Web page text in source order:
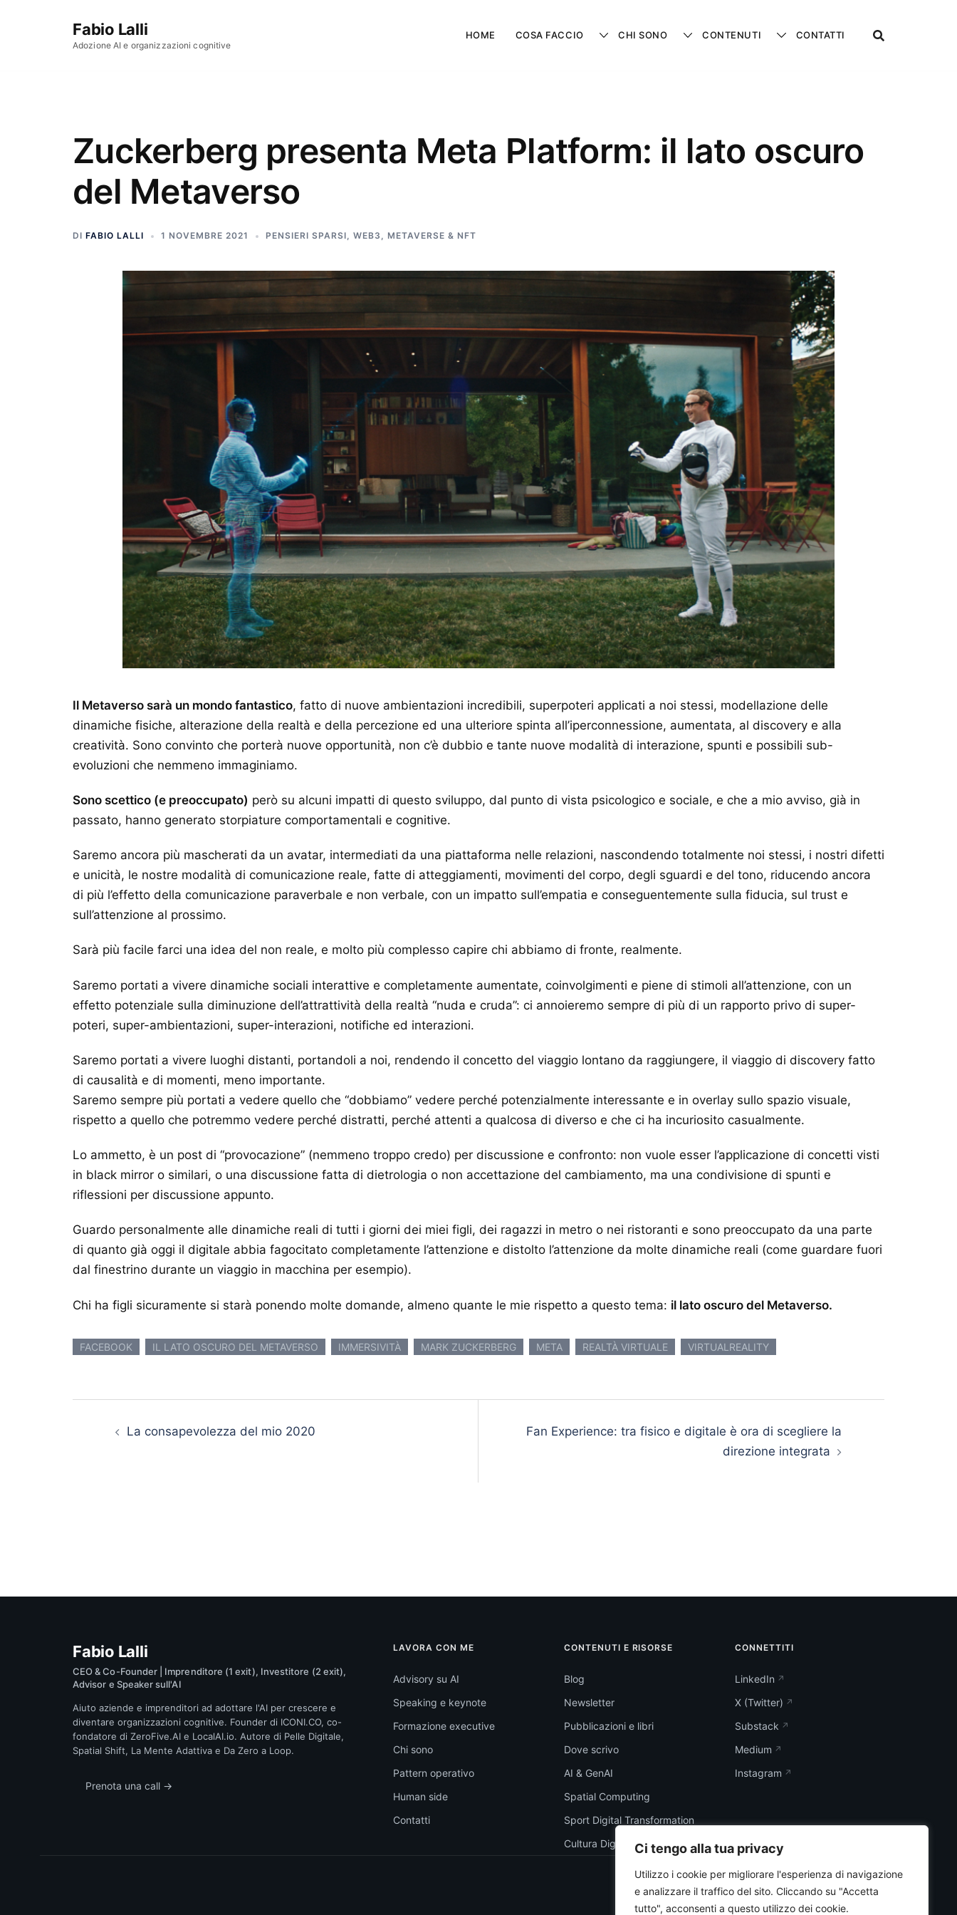
Ci tengo alla tua privacy
Utilizzo i cookie per migliorare l'esperienza di navigazione
e analizzare il traffico del sito. Cliccando su "Accetta
tutto", acconsenti a questo utilizzo dei cookie.
Fabio Lalli
Adozione AI e organizzazioni cognitive
HOME COSA FACCIO CHI SONO CONTENUTI CONTATTI
Zuckerberg presenta Meta Platform: il lato oscuro
del Metaverso
DI FABIO LALLI 1 NOVEMBRE 2021 PENSIERI SPARSI, WEB3, METAVERSE & NFT
Il Metaverso sarà un mondo fantastico, fatto di nuove ambientazioni incredibili, superpoteri applicati a noi stessi, modellazione delle
dinamiche fisiche, alterazione della realtà e della percezione ed una ulteriore spinta all’iperconnessione, aumentata, al discovery e alla
creatività. Sono convinto che porterà nuove opportunità, non c’è dubbio e tante nuove modalità di interazione, spunti e possibili sub-
evoluzioni che nemmeno immaginiamo.
Sono scettico (e preoccupato) però su alcuni impatti di questo sviluppo, dal punto di vista psicologico e sociale, e che a mio avviso, già in
passato, hanno generato storpiature comportamentali e cognitive.
Saremo ancora più mascherati da un avatar, intermediati da una piattaforma nelle relazioni, nascondendo totalmente noi stessi, i nostri difetti
e unicità, le nostre modalità di comunicazione reale, fatte di atteggiamenti, movimenti del corpo, degli sguardi e del tono, riducendo ancora
di più l’effetto della comunicazione paraverbale e non verbale, con un impatto sull’empatia e conseguentemente sulla fiducia, sul trust e
sull’attenzione al prossimo.
Sarà più facile farci una idea del non reale, e molto più complesso capire chi abbiamo di fronte, realmente.
Saremo portati a vivere dinamiche sociali interattive e completamente aumentate, coinvolgimenti e piene di stimoli all’attenzione, con un
effetto potenziale sulla diminuzione dell’attrattività della realtà “nuda e cruda”: ci annoieremo sempre di più di un rapporto privo di super-
poteri, super-ambientazioni, super-interazioni, notifiche ed interazioni.
Saremo portati a vivere luoghi distanti, portandoli a noi, rendendo il concetto del viaggio lontano da raggiungere, il viaggio di discovery fatto
di causalità e di momenti, meno importante.
Saremo sempre più portati a vedere quello che “dobbiamo” vedere perché potenzialmente interessante e in overlay sullo spazio visuale,
rispetto a quello che potremmo vedere perché distratti, perché attenti a qualcosa di diverso e che ci ha incuriosito casualmente.
Lo ammetto, è un post di “provocazione” (nemmeno troppo credo) per discussione e confronto: non vuole esser l’applicazione di concetti visti
in black mirror o similari, o una discussione fatta di dietrologia o non accettazione del cambiamento, ma una condivisione di spunti e
riflessioni per discussione appunto.
Guardo personalmente alle dinamiche reali di tutti i giorni dei miei figli, dei ragazzi in metro o nei ristoranti e sono preoccupato da una parte
di quanto già oggi il digitale abbia fagocitato completamente l’attenzione e distolto l’attenzione da molte dinamiche reali (come guardare fuori
dal finestrino durante un viaggio in macchina per esempio).
Chi ha figli sicuramente si starà ponendo molte domande, almeno quante le mie rispetto a questo tema: il lato oscuro del Metaverso.
FACEBOOK IL LATO OSCURO DEL METAVERSO IMMERSIVITÀ MARK ZUCKERBERG META REALTÀ VIRTUALE VIRTUALREALITY
La consapevolezza del mio 2020
Fan Experience: tra fisico e digitale è ora di scegliere la
direzione integrata
Fabio Lalli
CEO & Co-Founder | Imprenditore (1 exit), Investitore (2 exit),
Advisor e Speaker sull'AI
Aiuto aziende e imprenditori ad adottare l'AI per crescere e
diventare organizzazioni cognitive. Founder di ICONI.CO, co-
fondatore di ZeroFive.AI e LocalAI.io. Autore di Pelle Digitale,
Spatial Shift, La Mente Adattiva e Da Zero a Loop.
Prenota una call →
LAVORA CON ME
Advisory su AI
Speaking e keynote
Formazione executive
Chi sono
Pattern operativo
Human side
Contatti
CONTENUTI E RISORSE
Blog
Newsletter
Pubblicazioni e libri
Dove scrivo
AI & GenAI
Spatial Computing
Sport Digital Transformation
Cultura Digitale
CONNETTITI
LinkedIn
X (Twitter)
Substack
Medium
Instagram